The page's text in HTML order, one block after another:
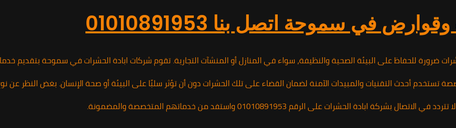
في سموحة اتصل بنا 01010891953
ضرورة للحفاظ على البيئة الصحية والنظيفة، سواء في المنازل أو المنشآت التجارية. تقوم شركات ابادة الحشرات في سموحة
أحدث التقنيات والمبيدات الآمنة لضمان القضاء على تلك الحشرات دون أن تؤثر سلبًا على البيئة أو صحة الإنسان. بغض النظر عن
على الرقم 01010891953 واستفد من خدماتهم المتخصصة والمضمونة.